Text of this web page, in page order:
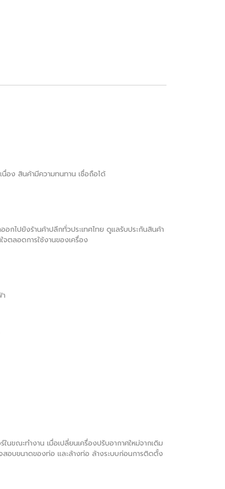
อง สินค้ามีความทนทาน เชื่อถือได้
อกไปยังร้านค้าปลีกทั่วประเทศไทย ดูแลรับประกันสินค้า
จตลอดการใช้งานของเครื่อง
ขณะทำงาน เมื่อเปลี่ยนเครื่องปรับอากาศใหม่จากเดิม
จสอบขนาดของท่อ และล้างท่อ ล้างระบบก่อนการติดตั้ง